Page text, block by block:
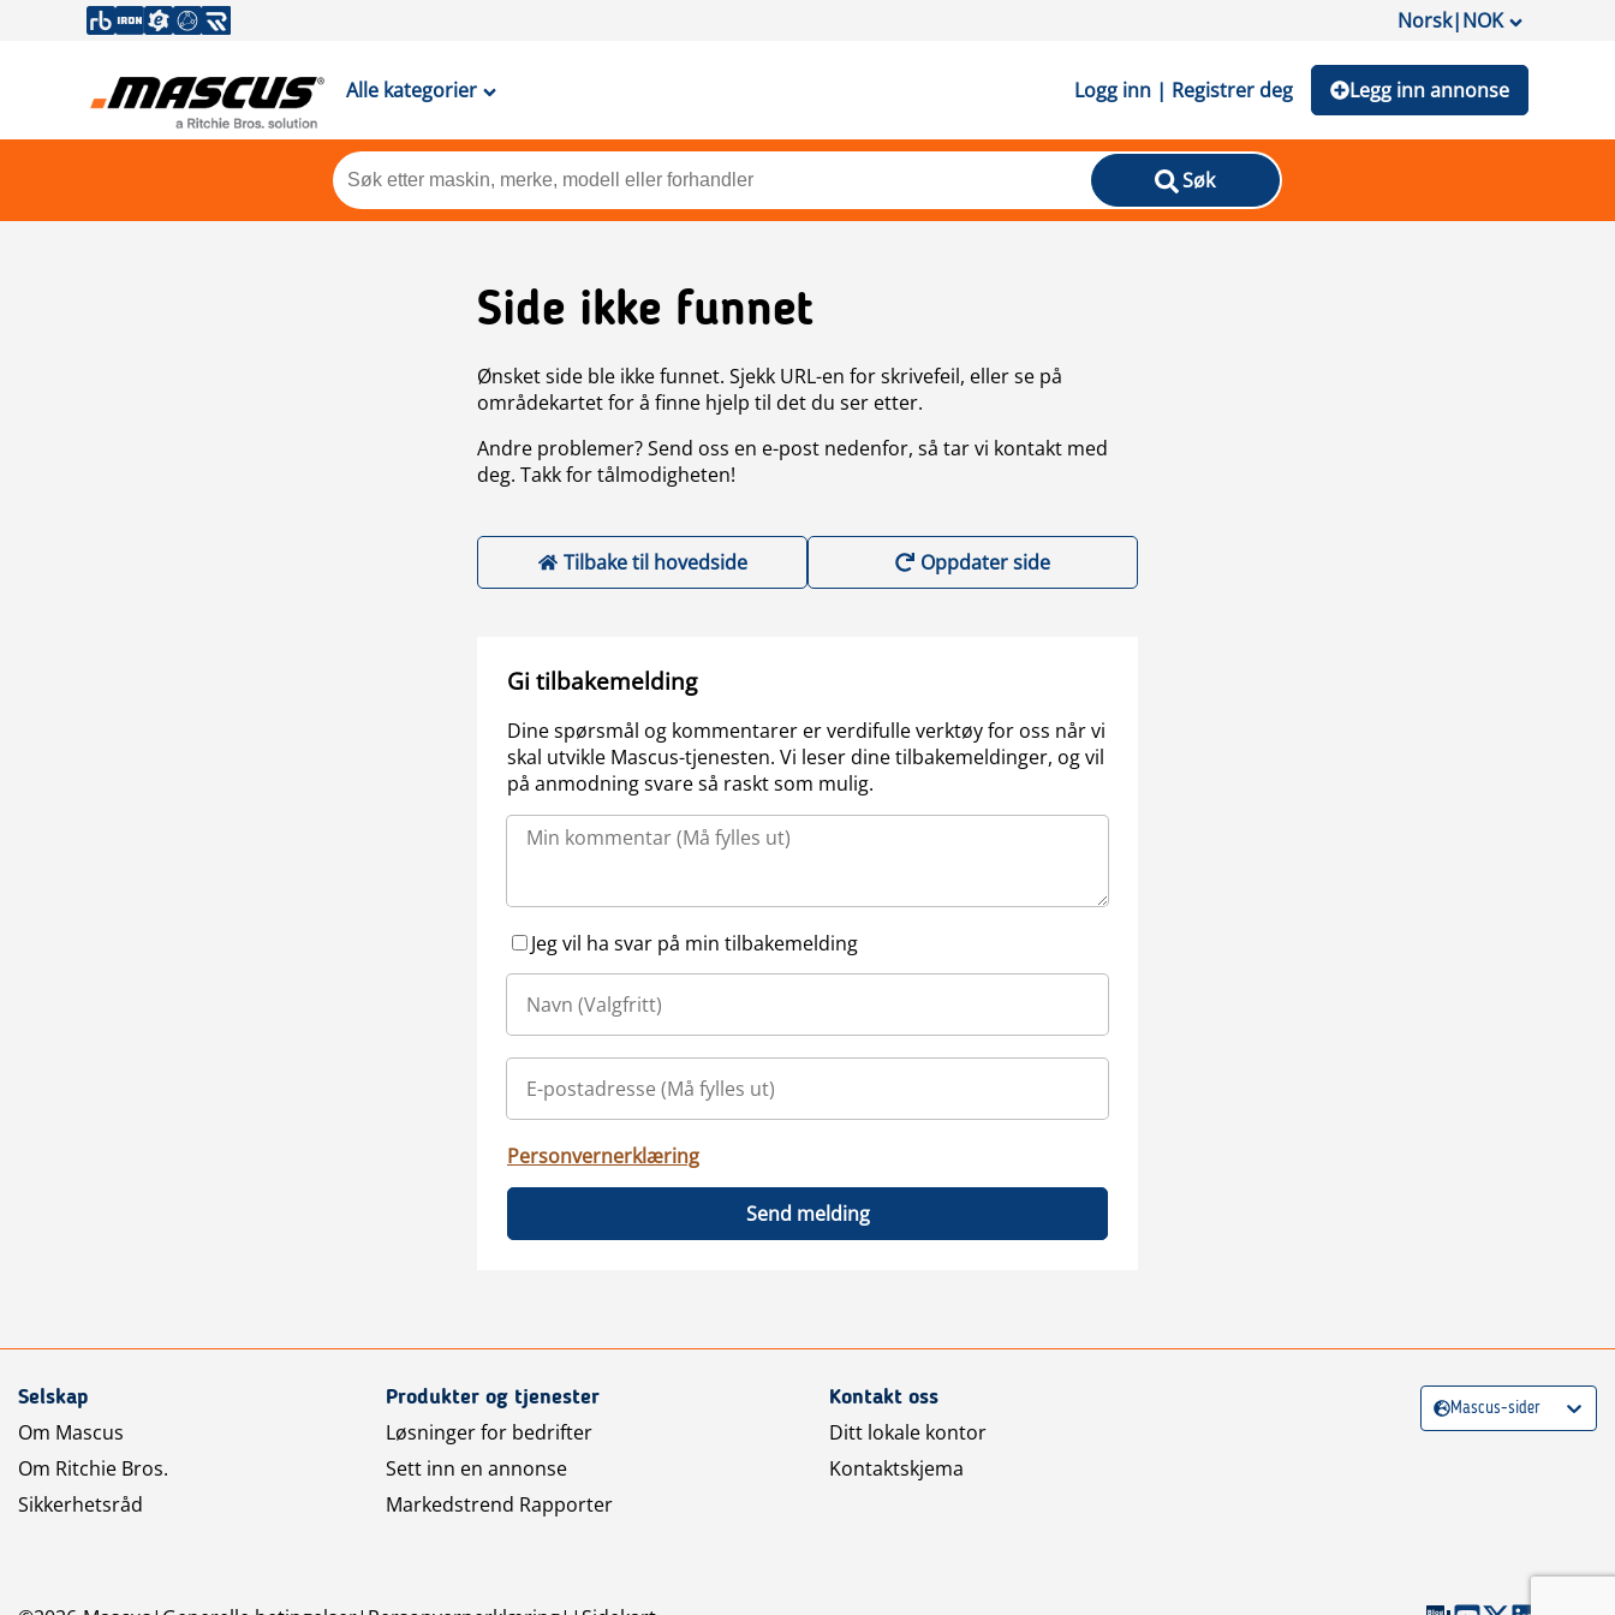
Norsk|NOK
Alle kategorier Logg inn | Registrer deg Legg inn annonse
Søk
Side ikke funnet
Ønsket side ble ikke funnet. Sjekk URL-en for skrivefeil, eller se på
områdekartet for å finne hjelp til det du ser etter.
Andre problemer? Send oss en e-post nedenfor, så tar vi kontakt med
deg. Takk for tålmodigheten!
Tilbake til hovedside Oppdater side
Gi tilbakemelding
Dine spørsmål og kommentarer er verdifulle verktøy for oss når vi
skal utvikle Mascus-tjenesten. Vi leser dine tilbakemeldinger, og vil
på anmodning svare så raskt som mulig.
Jeg vil ha svar på min tilbakemelding
Personvernerklæring
Send melding
Selskap
Om Mascus
Om Ritchie Bros.
Sikkerhetsråd
Produkter og tjenester
Løsninger for bedrifter
Sett inn en annonse
Markedstrend Rapporter
Kontakt oss
Ditt lokale kontor
Kontaktskjema
Mascus-sider